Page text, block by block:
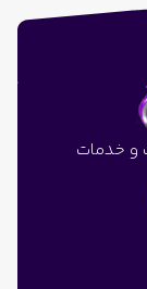
و خدمات